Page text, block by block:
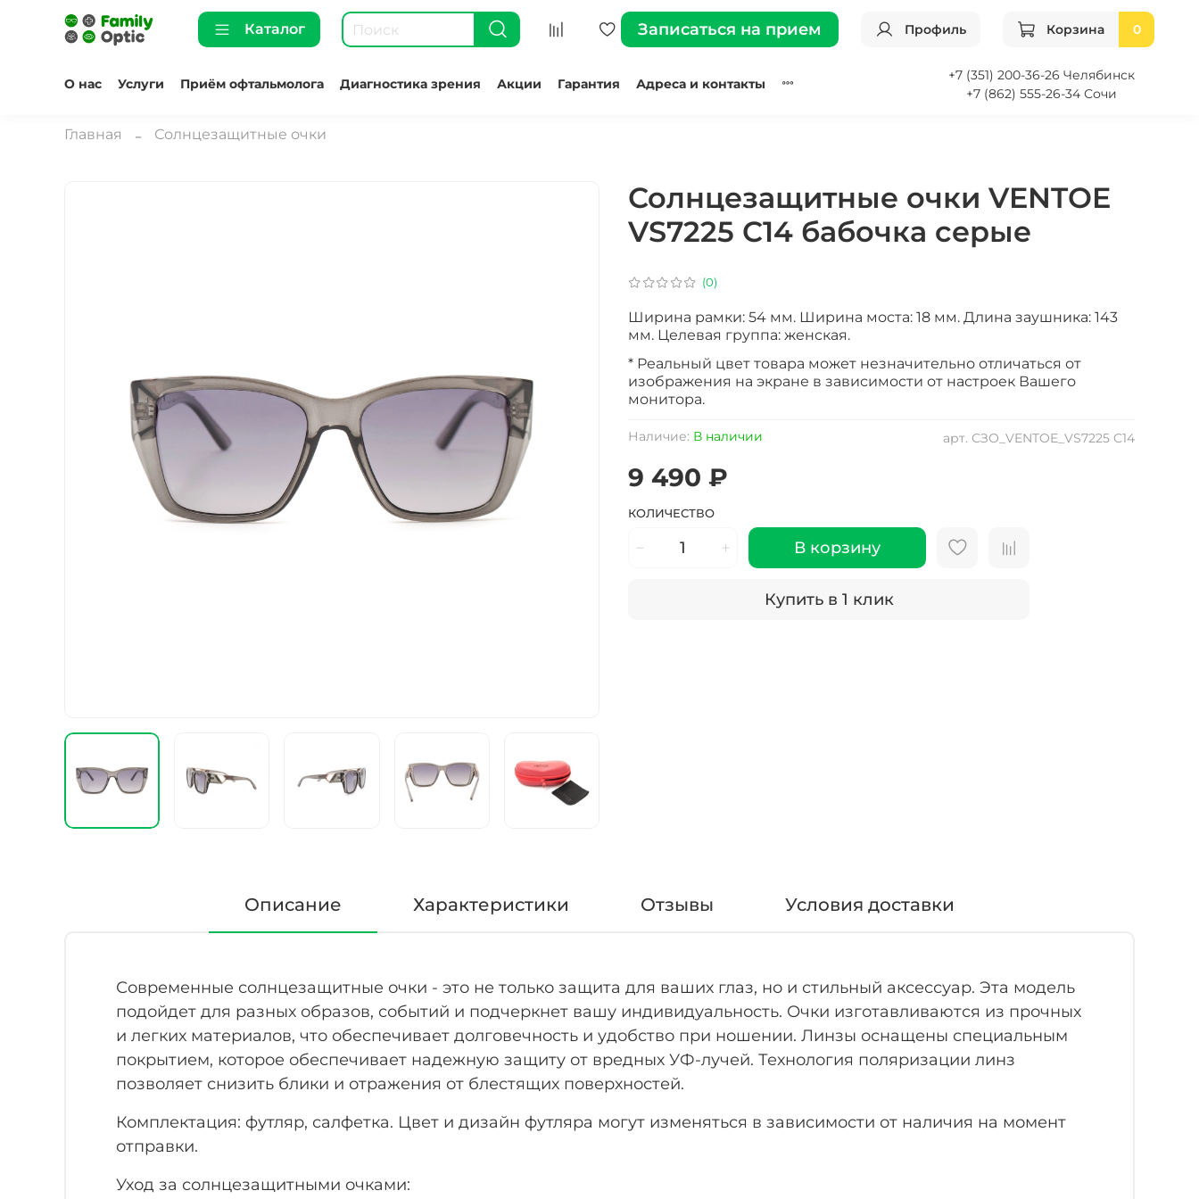
Каталог Записаться на прием Профиль Корзина 0
О нас Услуги Приём офтальмолога Диагностика зрения Акции Гарантия Адреса и контакты
+7 (351) 200-36-26 Челябинск
+7 (862) 555-26-34 Сочи
Главная Солнцезащитные очки
(0)
арт. СЗО_VENTOE_VS7225 C14
Наличие: В наличии
Солнцезащитные очки VENTOE
VS7225 C14 бабочка серые
9 490 ₽
КОЛИЧЕСТВО
В корзину
Купить в 1 клик
Ширина рамки: 54 мм. Ширина моста: 18 мм. Длина заушника: 143
мм. Целевая группа: женская.
* Реальный цвет товара может незначительно отличаться от
изображения на экране в зависимости от настроек Вашего
монитора.
Описание Характеристики Отзывы Условия доставки
Современные солнцезащитные очки - это не только защита для ваших глаз, но и стильный аксессуар. Эта модель
подойдет для разных образов, событий и подчеркнет вашу индивидуальность. Очки изготавливаются из прочных
и легких материалов, что обеспечивает долговечность и удобство при ношении. Линзы оснащены специальным
покрытием, которое обеспечивает надежную защиту от вредных УФ-лучей. Технология поляризации линз
позволяет снизить блики и отражения от блестящих поверхностей.
Комплектация: футляр, салфетка. Цвет и дизайн футляра могут изменяться в зависимости от наличия на момент
отправки.
Уход за солнцезащитными очками: